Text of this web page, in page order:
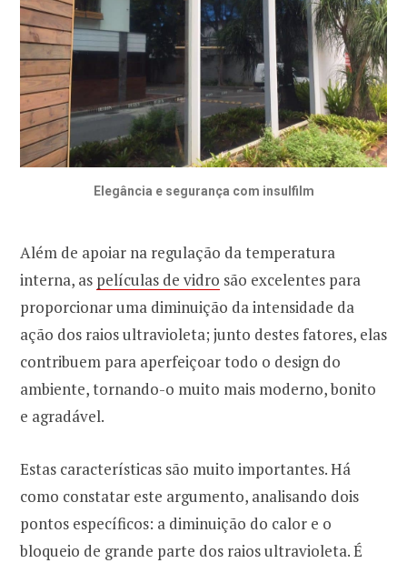
Elegância e segurança com insulfilm
Além de apoiar na regulação da temperatura
interna, as películas de vidro são excelentes para
proporcionar uma diminuição da intensidade da
ação dos raios ultravioleta; junto destes fatores, elas
contribuem para aperfeiçoar todo o design do
ambiente, tornando-o muito mais moderno, bonito
e agradável.
Estas características são muito importantes. Há
como constatar este argumento, analisando dois
pontos específicos: a diminuição do calor e o
bloqueio de grande parte dos raios ultravioleta. É